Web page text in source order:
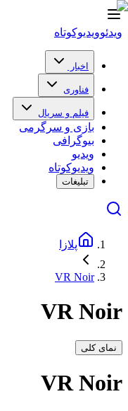
ویدئوویدیو‌کوتاه
اخبار
فناوری
فیلم و سریال
بازی و سرگرمی
بیوگرافی
ویدیو
ویدیو‌کوتاه
تبلیغات
پلازا
VR Noir
VR Noir
نمای کلی
VR Noir